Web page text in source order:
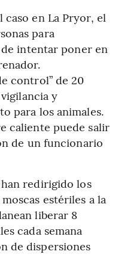
en La Pryor, el
para
intentar poner en
control” de 20
y
para los animales.
caliente puede salir
de un funcionario
redirigido los
estériles a la
liberar 8
cada semana
de dispersiones